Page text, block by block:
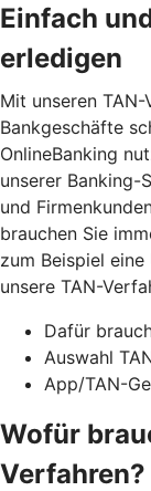
Einfach
erledigen
Mit unseren
Bankgeschäfte
OnlineBanking
unserer Banking-
und
brauchen Sie
zum Beispiel
unsere TAN-
Dafür
Auswahl
App/TAN-
Wofür
Verfahren?